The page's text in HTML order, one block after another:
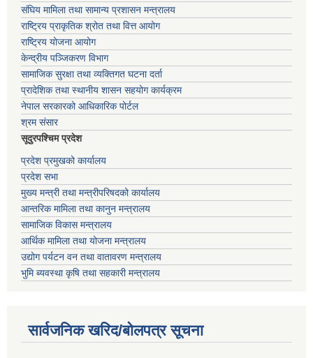
संघिय मामिला तथा सामान्य प्रशासन मन्त्रालय
राष्ट्रिय प्राकृतिक श्रोत तथा वित्त आयोग
राष्ट्रिय योजना आयोग
केन्द्रीय पञ्जिकरण विभाग
सामाजिक सुरक्षा तथा व्यक्तिगत घटना दर्ता
प्रादेशिक तथा स्थानीय शासन सहयोग कार्यक्रम
नेपाल सरकारको आधिकारिक पोर्टल
श्रम संसार
सूदुरपश्चिम प्रदेश
प्रदेश प्रमुखको कार्यालय
प्रदेश सभा
मुख्य मन्त्री तथा मन्त्रीपरिषदको कार्यालय
आन्तरिक मामिला तथा कानुन मन्त्रालय
सामाजिक विकास मन्त्रालय
आर्थिक मामिला तथा योजना मन्त्रालय
उद्योग पर्यटन वन तथा वातावरण मन्त्रालय
भुमि ब्यवस्था कृषि तथा सहकारी मन्त्रालय
सार्वजनिक खरिद/बोलपत्र सूचना